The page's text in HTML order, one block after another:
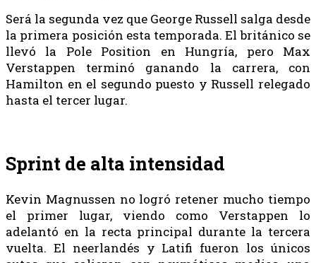
Será la segunda vez que George Russell salga desde
la primera posición esta temporada. El británico se
llevó la Pole Position en Hungría, pero Max
Verstappen terminó ganando la carrera, con
Hamilton en el segundo puesto y Russell relegado
hasta el tercer lugar.
Sprint de alta intensidad
Kevin Magnussen no logró retener mucho tiempo
el primer lugar, viendo como Verstappen lo
adelantó en la recta principal durante la tercera
vuelta. El neerlandés y Latifi fueron los únicos